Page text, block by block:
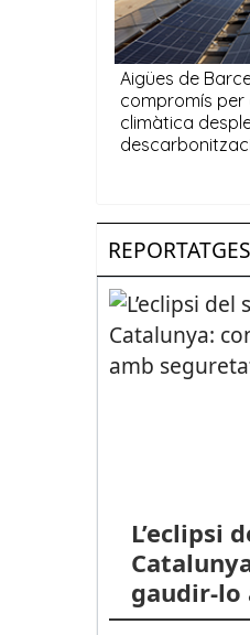
REPORTATGES
L’eclipsi
gaudir-lo